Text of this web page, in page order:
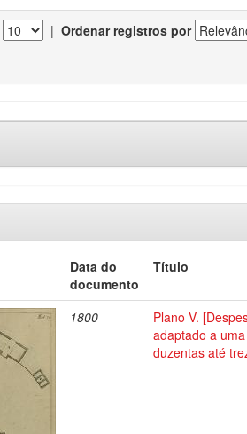
| Ordenar registros por
Data do
documento
Título
1800
Plano V.
adaptado a
duzentas até